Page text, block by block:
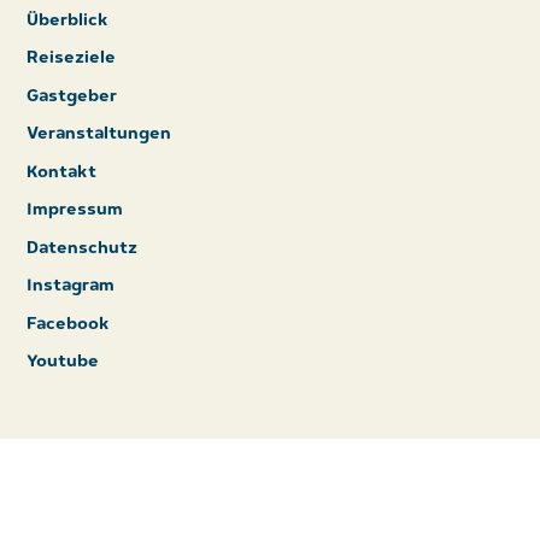
Überblick
Reiseziele
Gastgeber
Veranstaltungen
Kontakt
Impressum
Datenschutz
Instagram
Facebook
Youtube